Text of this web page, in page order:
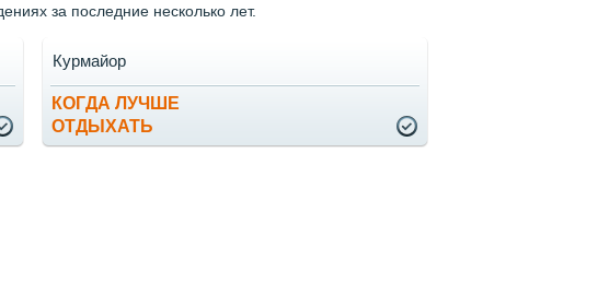
за последние несколько лет.
КОГДА ЛУЧШЕ
ОТДЫХАТЬ
Курмайор